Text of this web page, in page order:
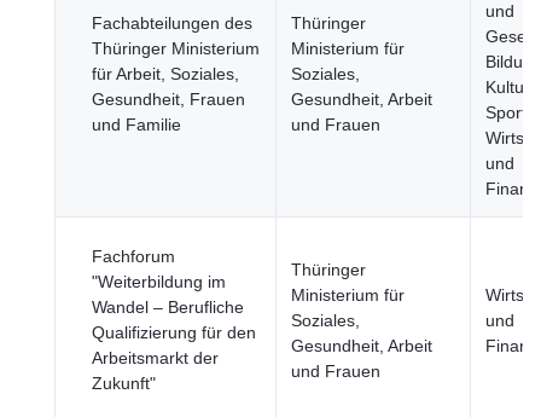
Fachabteilungen des
Thüringer Ministerium
für Arbeit, Soziales,
Gesundheit, Frauen
und Familie
Thüringer
Ministerium für
Soziales,
Gesundheit, Arbeit
und Frauen
und
Kultur
Sport,
und
Fachforum
"Weiterbildung im
Wandel – Berufliche
Qualifizierung für den
Arbeitsmarkt der
Zukunft"
Thüringer
Ministerium für
Soziales,
Gesundheit, Arbeit
und Frauen
und